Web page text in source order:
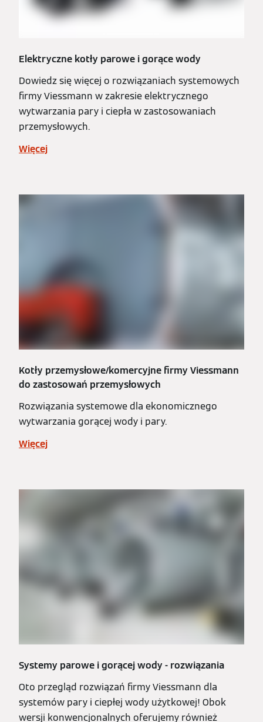
Elektryczne kotły parowe i gorące wody
Dowiedz się więcej o rozwiązaniach systemowych
firmy Viessmann w zakresie elektrycznego
wytwarzania pary i ciepła w zastosowaniach
przemysłowych.
Więcej
Kotły przemysłowe/komercyjne firmy Viessmann
do zastosowań przemysłowych
Rozwiązania systemowe dla ekonomicznego
wytwarzania gorącej wody i pary.
Więcej
Systemy parowe i gorącej wody - rozwiązania
Oto przegląd rozwiązań firmy Viessmann dla
systemów pary i ciepłej wody użytkowej! Obok
wersji konwencjonalnych oferujemy również